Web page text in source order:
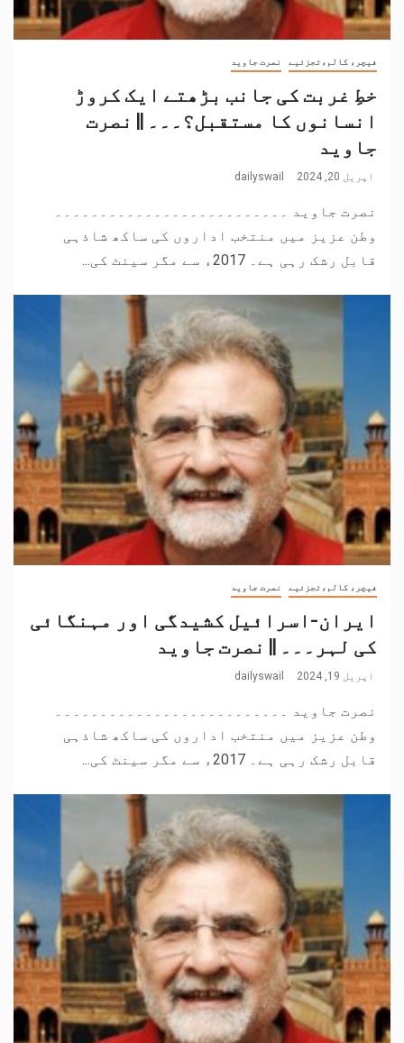
فیچر، کالم،تجزئیے نصرت جاوید
خطِ غربت کی جانب بڑھتے ایک کروڑ
انسانوں کا مستقبل؟۔۔۔ || نصرت
جاوید
اپریل 20, 2024 dailyswail
نصرت جاوید ۔۔۔۔۔۔۔۔۔۔۔۔۔۔۔۔۔۔۔۔۔۔۔۔۔۔
وطن عزیز میں منتخب اداروں کی ساکھ شاذہی
قابل رشک رہی ہے۔ 2017ء سے مگر سینٹ کی...
فیچر، کالم،تجزئیے نصرت جاوید
ایران-اسرائیل کشیدگی اور مہنگائی
کی لہر۔۔۔ || نصرت جاوید
اپریل 19, 2024 dailyswail
نصرت جاوید ۔۔۔۔۔۔۔۔۔۔۔۔۔۔۔۔۔۔۔۔۔۔۔۔۔۔
وطن عزیز میں منتخب اداروں کی ساکھ شاذہی
قابل رشک رہی ہے۔ 2017ء سے مگر سینٹ کی...